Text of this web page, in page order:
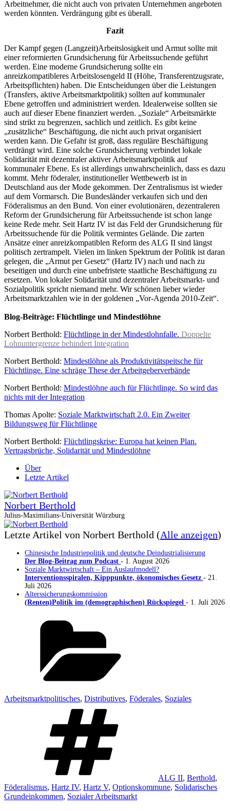
Arbeitnehmer, die nicht auch von privaten Unternehmen angeboten
werden könnten. Verdrängung gibt es überall.
Fazit
Der Kampf gegen (Langzeit)Arbeitslosigkeit und Armut sollte mit
einer reformierten Grundsicherung für Arbeitssuchende geführt
werden. Eine moderne Grundsicherung sollte ein
anreizkompatibleres Arbeitslosengeld II (Höhe, Transferentzugsrate,
Arbeitspflichten) haben. Die Entscheidungen über die Leistungen
(Transfers, aktive Arbeitsmarktpolitik) sollten auf kommunaler
Ebene getroffen und administriert werden. Idealerweise sollten sie
auch auf dieser Ebene finanziert werden. „Soziale“ Arbeitsmärkte
sind strikt zu begrenzen, sachlich und zeitlich. Es gibt keine
„zusätzliche“ Beschäftigung, die nicht auch privat organisiert
werden kann. Die Gefahr ist groß, dass reguläre Beschäftigung
verdrängt wird. Eine solche Grundsicherung verbindet lokale
Solidarität mit dezentraler aktiver Arbeitsmarktpolitik auf
kommunaler Ebene. Es ist allerdings unwahrscheinlich, dass es dazu
kommt. Mehr föderaler, institutioneller Wettbewerb ist in
Deutschland aus der Mode gekommen. Der Zentralismus ist wieder
auf dem Vormarsch. Die Bundesländer verkaufen sich und den
Föderalismus an den Bund. Von einer evolutionären, dezentraleren
Reform der Grundsicherung für Arbeitssuchende ist schon lange
keine Rede mehr. Seit Hartz IV ist das Feld der Grundsicherung für
Arbeitssuchende für die Politik vermintes Gelände. Die zarten
Ansätze einer anreizkompatiblen Reform des ALG II sind längst
politisch zertrampelt. Vielen im linken Spektrum der Politik ist daran
gelegen, die „Armut per Gesetz“ (Hartz IV) nach und nach zu
beseitigen und durch eine unbefristete staatliche Beschäftigung zu
ersetzen. Von lokaler Solidarität und dezentraler Arbeitsmarkt- und
Sozialpolitik spricht niemand mehr. Wir schönen lieber wieder
Arbeitsmarktzahlen wie in der goldenen „Vor-Agenda 2010-Zeit“.
Blog-Beiträge: Flüchtlinge und Mindestlöhne
Norbert Berthold: Flüchtlinge in der Mindestlohnfalle. Doppelte
Lohnuntergrenze behindert Integration
Norbert Berthold: Mindestlöhne als Produktivitätspeitsche für
Flüchtlinge. Eine schräge These der Arbeitgeberverbände
Norbert Berthold: Mindestlöhne auch für Flüchtlinge. So wird das
nichts mit der Integration
Thomas Apolte: Soziale Marktwirtschaft 2.0. Ein Zweiter
Bildungsweg für Flüchtlinge
Norbert Berthold: Flüchtlingskrise: Europa hat keinen Plan.
Vertragsbrüche, Solidarität und Mindestlöhne
Über
Letzte Artikel
Norbert Berthold
Julius-Maximilians-Universität Würzburg
Letzte Artikel von Norbert Berthold (Alle anzeigen)
Chinesische Industriepolitik und deutsche Deindustrialisierung
Der Blog-Beitrag zum Podcast - 1. August 2026
Soziale Marktwirtschaft – Ein Auslaufmodell?
Interventionsspiralen, Kipppunkte, ökonomisches Gesetz - 21.
Juli 2026
Alterssicherungskommission
(Renten)Politik im (demographischen) Rückspiegel - 1. Juli 2026
Arbeitsmarktpolitisches, Distributives, Föderales, Soziales
ALG II, Berthold,
Föderalismus, Hartz IV, Hartz V, Optionskommune, Solidarisches
Grundeinkommen, Sozialer Arbeitsmarkt